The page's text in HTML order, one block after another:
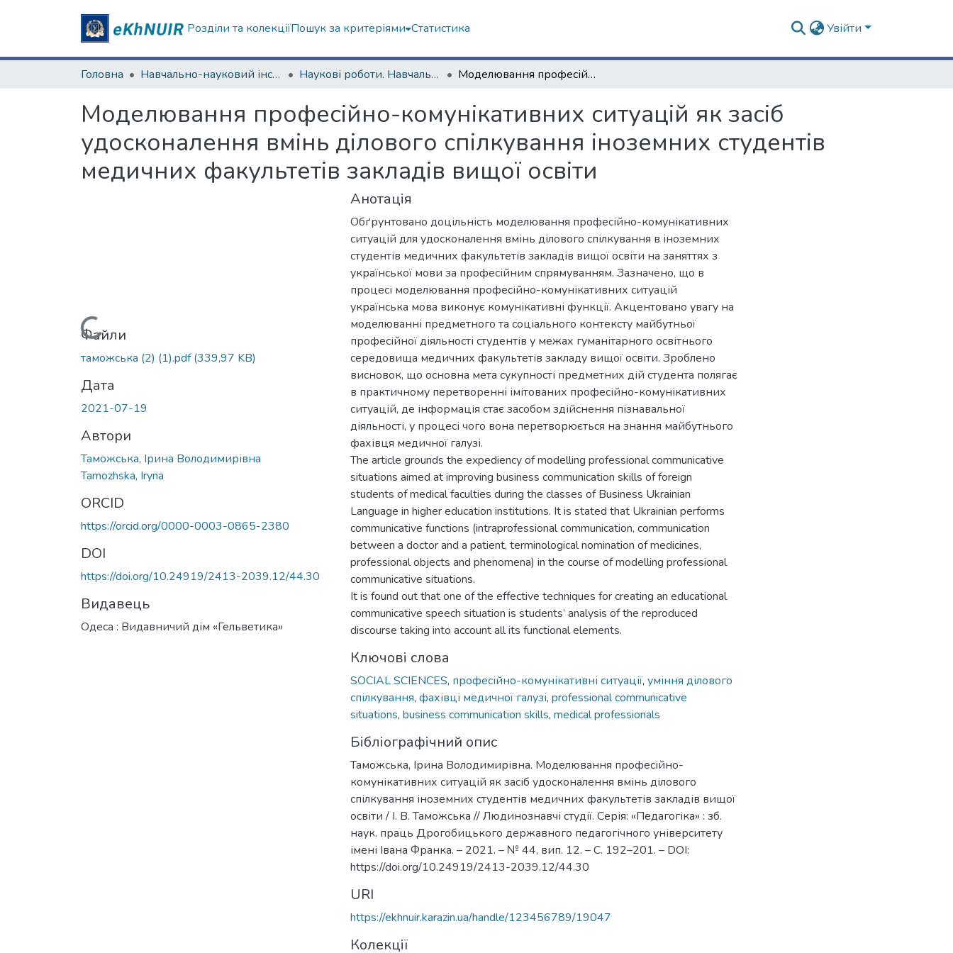
Розділи та колекціїПошук за критеріями Статистика Увійти
Головна Навчально-науковий інститут міжнародної освіти Наукові роботи. Навчально-науковий інститут міжнародної освіти Моделювання професійно-комунікативних ситуацій як засіб удосконалення вмінь ділового спілкування іноземних студентів медичних факультетів закладів вищої освіти
Моделювання професійно-комунікативних ситуацій як засіб
удосконалення вмінь ділового спілкування іноземних студентів
медичних факультетів закладів вищої освіти
Вантажиться...
Файли
таможська (2) (1).pdf(339,97 KB)
Дата
2021-07-19
Автори
Таможська, Ірина Володимирівна
Tamozhska, Iryna
ORCID
https://orcid.org/0000-0003-0865-2380
DOI
https://doi.org/10.24919/2413-2039.12/44.30
Видавець
Одеса : Видавничий дім «Гельветика»
Анотація
Обґрунтовано доцільність моделювання професійно-комунікативних
ситуацій для удосконалення вмінь ділового спілкування в іноземних
студентів медичних факультетів закладів вищої освіти на заняттях з
української мови за професійним спрямуванням. Зазначено, що в
процесі моделювання професійно-комунікативних ситуацій
українська мова виконує комунікативні функції. Акцентовано увагу на
моделюванні предметного та соціального контексту майбутньої
професійної діяльності студентів у межах гуманітарного освітнього
середовища медичних факультетів закладу вищої освіти. Зроблено
висновок, що основна мета сукупності предметних дій студента полягає
в практичному перетворенні імітованих професійно-комунікативних
ситуацій, де інформація стає засобом здійснення пізнавальної
діяльності, у процесі чого вона перетворюється на знання майбутнього
фахівця медичної галузі.
The article grounds the expediency of modelling professional communicative
situations aimed at improving business communication skills of foreign
students of medical faculties during the classes of Business Ukrainian
Language in higher education institutions. It is stated that Ukrainian performs
communicative functions (intraprofessional communication, communication
between a doctor and a patient, terminological nomination of medicines,
professional objects and phenomena) in the course of modelling professional
communicative situations.
It is found out that one of the effective techniques for creating an educational
communicative speech situation is students’ analysis of the reproduced
discourse taking into account all its functional elements.
Ключові слова
SOCIAL SCIENCES, професійно-комунікативні ситуації, уміння ділового
спілкування, фахівці медичної галузі, professional communicative
situations, business communication skills, medical professionals
Бібліографічний опис
Таможська, Ірина Володимирівна. Моделювання професійно-
комунікативних ситуацій як засіб удосконалення вмінь ділового
спілкування іноземних студентів медичних факультетів закладів вищої
освіти / І. В. Таможська // Людинознавчі студії. Серія: «Педагогіка» : зб.
наук. праць Дрогобицького державного педагогічного університету
імені Івана Франка. – 2021. – № 44, вип. 12. – С. 192–201. – DOI:
https://doi.org/10.24919/2413-2039.12/44.30
URI
https://ekhnuir.karazin.ua/handle/123456789/19047
Колекції